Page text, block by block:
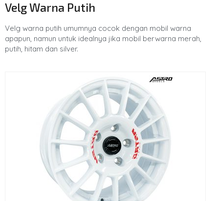
Velg Warna Putih
Velg warna putih umumnya cocok dengan mobil warna
apapun, namun untuk idealnya jika mobil berwarna merah,
putih, hitam dan silver.